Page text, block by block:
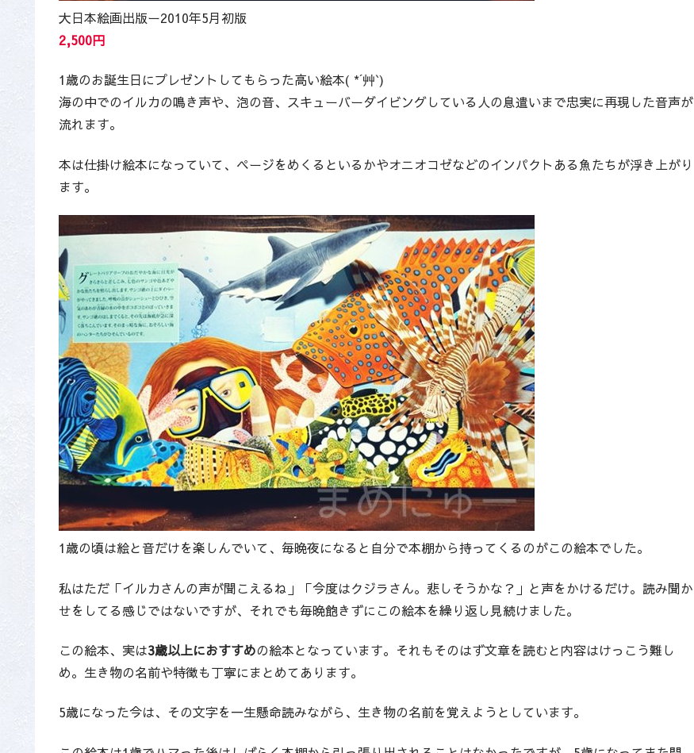
大日本絵画出版ー2010年5月初版
2,500円
1歳のお誕生日にプレゼントしてもらった高い絵本( *´艸`)
海の中でのイルカの鳴き声や、泡の音、スキューバーダイビングしている人の息遣いまで忠実に再現した音声が
流れます。
本は仕掛け絵本になっていて、ページをめくるといるかやオニオコゼなどのインパクトある魚たちが浮き上がり
ます。
1歳の頃は絵と音だけを楽しんでいて、毎晩夜になると自分で本棚から持ってくるのがこの絵本でした。
私はただ「イルカさんの声が聞こえるね」「今度はクジラさん。悲しそうかな？」と声をかけるだけ。読み聞か
せをしてる感じではないですが、それでも毎晩飽きずにこの絵本を繰り返し見続けました。
この絵本、実は3歳以上におすすめの絵本となっています。それもそのはず文章を読むと内容はけっこう難し
め。生き物の名前や特徴も丁寧にまとめてあります。
5歳になった今は、その文字を一生懸命読みながら、生き物の名前を覚えようとしています。